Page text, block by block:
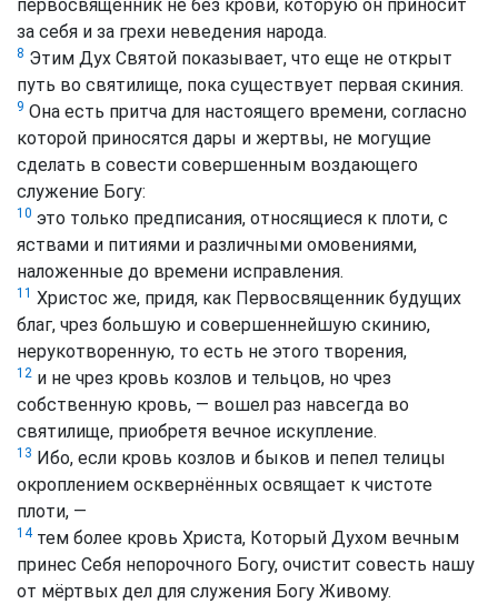
первосвященник не без крови, которую он приносит
за себя и за грехи неведения народа.
8 Этим Дух Святой показывает, что еще не открыт
путь во святилище, пока существует первая скиния.
9 Она есть притча для настоящего времени, согласно
которой приносятся дары и жертвы, не могущие
сделать в совести совершенным воздающего
служение Богу:
10 это только предписания, относящиеся к плоти, с
яствами и питиями и различными омовениями,
наложенные до времени исправления.
11 Христос же, придя, как Первосвященник будущих
благ, чрез большую и совершеннейшую скинию,
нерукотворенную, то есть не этого творения,
12 и не чрез кровь козлов и тельцов, но чрез
собственную кровь, — вошел раз навсегда во
святилище, приобретя вечное искупление.
13 Ибо, если кровь козлов и быков и пепел телицы
окроплением осквернённых освящает к чистоте
плоти, —
14тем более кровь Христа, Который Духом вечным
принес Себя непорочного Богу, очистит совесть нашу
от мёртвых дел для служения Богу Живому.